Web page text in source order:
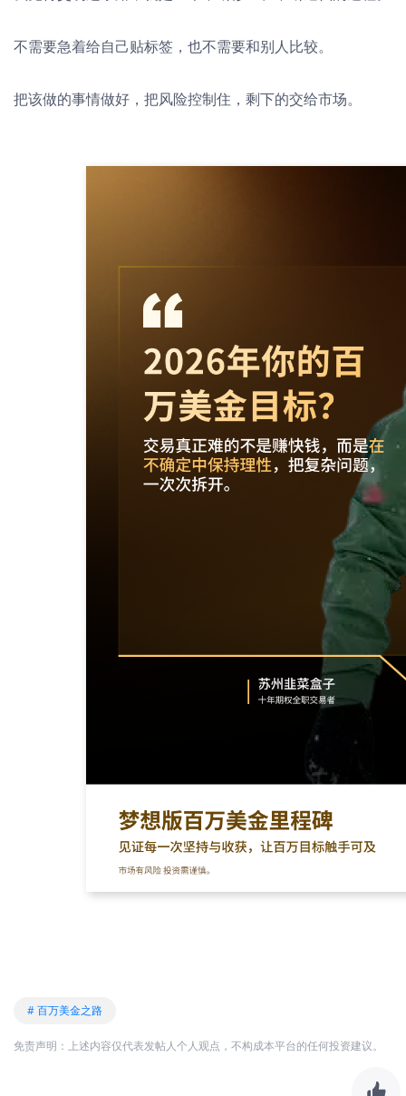
不需要急着给自己贴标签，也不需要和别人比较。
把该做的事情做好，把风险控制住，剩下的交给市场。
# 百万美金之路
免责声明：上述内容仅代表发帖人个人观点，不构成本平台的任何投资建议。